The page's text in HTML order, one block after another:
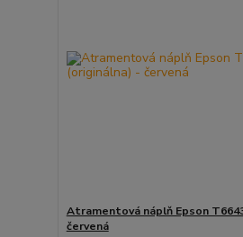
Atramentová náplň Epson
červená